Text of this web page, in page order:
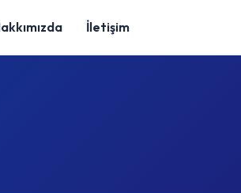
İletişim